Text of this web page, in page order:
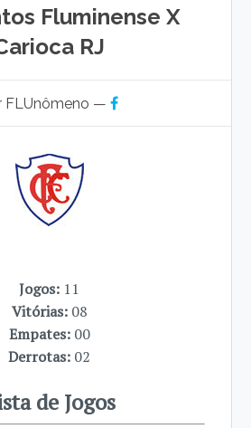
Fluminense X
RJ
FLUnômeno —
Jogos: 11
Vitórias:08
Empates:00
Derrotas: 02
de Jogos